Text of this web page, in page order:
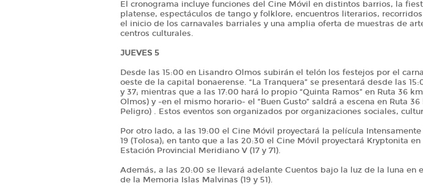
El cronograma incluye funciones del Cine Móvil en distintos barrios, la
platense, espectáculos de tango y folklore, encuentros literarios,
el inicio de los carnavales barriales y una amplia oferta de muestras de
centros culturales.
JUEVES 5
Desde las 15:00 en Lisandro Olmos subirán el telón los festejos por el
oeste de la capital bonaerense. “La Tranquera” se presentará desde las
y 37; mientras que a las 17:00 hará lo propio “Quinta Ramos” en Ruta 36
Olmos) y -en el mismo horario- el “Buen Gusto” saldrá a escena en Ruta
Peligro) . Estos eventos son organizados por organizaciones sociales,
Por otro lado, a las 19:00 el Cine Móvil proyectará la película Intensamente
19 (Tolosa); en tanto que a las 20:30 el Cine Móvil proyectará Kryptonita
Estación Provincial Meridiano V (17 y 71).
Además, a las 20:00 se llevará adelante Cuentos bajo la luz de la luna en
de la Memoria Islas Malvinas (19 y 51).